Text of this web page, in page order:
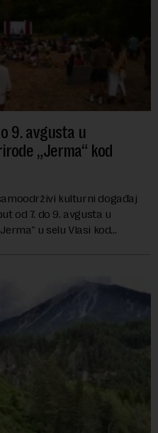
9. avgusta u
„Jerma“ kod
kulturni događaj
od 7. do 9. avgusta u
u selu Vlasi kod